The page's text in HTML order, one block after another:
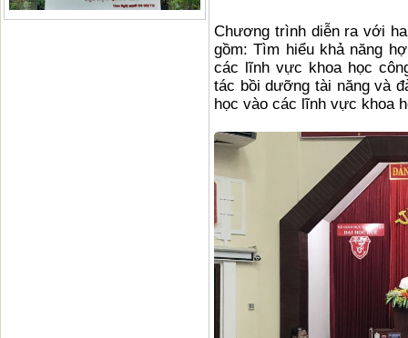
Chương trình diễn ra với
gồm: Tìm hiểu khả năng
các lĩnh vực khoa học
tác bồi dưỡng tài năng và
học vào các lĩnh vực khoa